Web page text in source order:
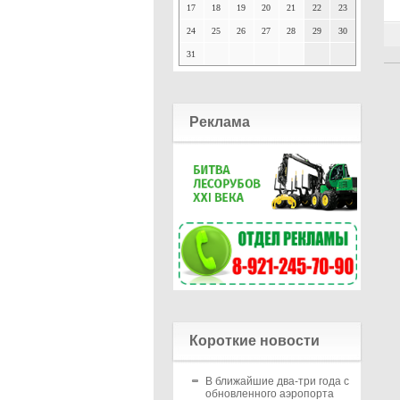
17 18 19 20 21 22 23
24 25 26 27 28 29 30
31
Реклама
Короткие новости
В ближайшие два-три года с
обновленного аэропорта